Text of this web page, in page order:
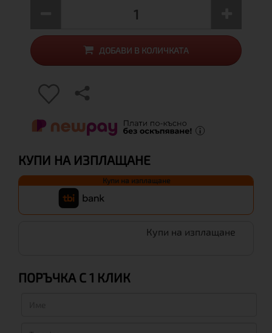
ДОБАВИ В КОЛИЧКАТА
КУПИ НА ИЗПЛАЩАНЕ
Купи на изплащане
Купи на изплащане
ПОРЪЧКА С 1 КЛИК